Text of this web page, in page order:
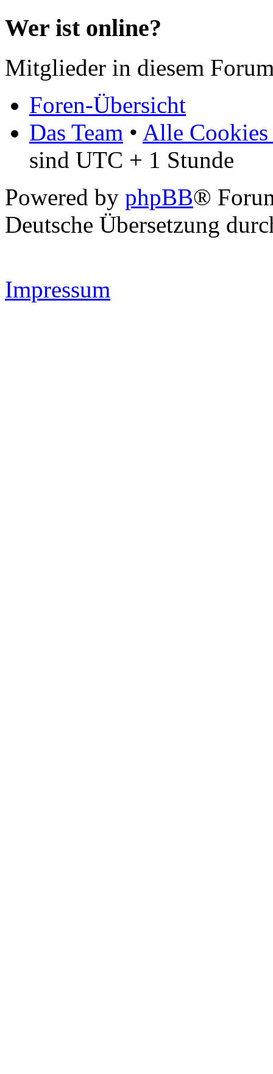
Wer ist online?
Mitglieder in diesem
Foren-Übersicht
Das Team • Alle Cookies
sind UTC + 1 Stunde
Powered by phpBB®
Deutsche Übersetzung
Impressum